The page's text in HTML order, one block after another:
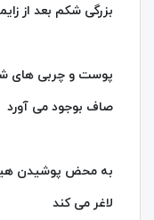
بزرگی شکم بعد از
پوست و چربی های
صاف بوجود می آورد
به محض پوشیدن
لاغر می کند